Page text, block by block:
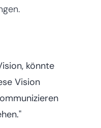
könnte
Vision